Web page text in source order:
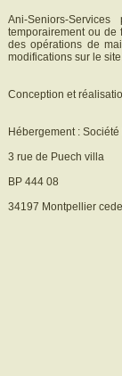
Ani-Seniors-
temporairement ou de
des opérations de
modifications sur le
Conception et
Hébergement : Société
3 rue de Puech villa
BP 444 08
34197 Montpellier